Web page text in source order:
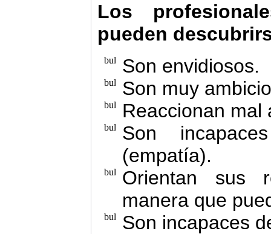
Los
pueden
Son envidiosos.
Son muy
Reaccionan mal
Son
(empatía).
Orientan sus
manera que
Son incapaces